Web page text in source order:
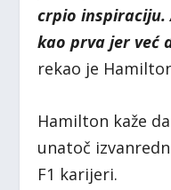
crpio inspiraciju.
kao prva jer već
rekao je
Hamilton kaže
unatoč
F1 karijeri.